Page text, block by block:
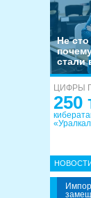
Не
стали
ЦИФРЫ
250